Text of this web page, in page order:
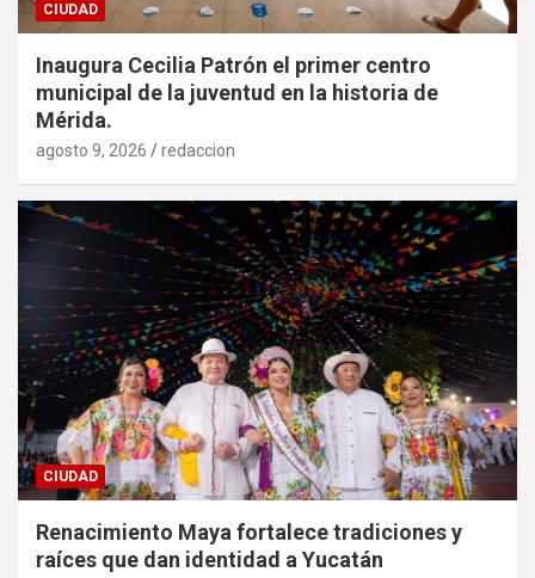
CIUDAD
Inaugura Cecilia Patrón el primer centro
municipal de la juventud en la historia de
Mérida.
agosto 9, 2026 redaccion
CIUDAD
Renacimiento Maya fortalece tradiciones y
raíces que dan identidad a Yucatán